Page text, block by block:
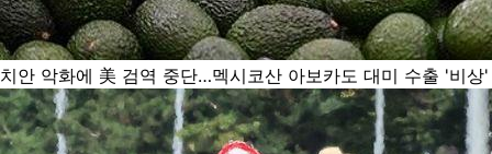
치안 악화에 美 검역 중단…멕시코산 아보카도 대미 수출 '비상'